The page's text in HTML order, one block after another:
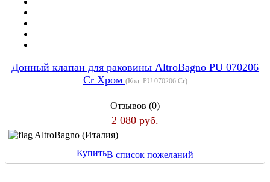
Донный клапан для раковины AltroBagno PU 070206
Cr Хром (Код: PU 070206 Cr)
Отзывов (0)
2 080 руб.
AltroBagno (Италия)
КупитьВ список пожеланий